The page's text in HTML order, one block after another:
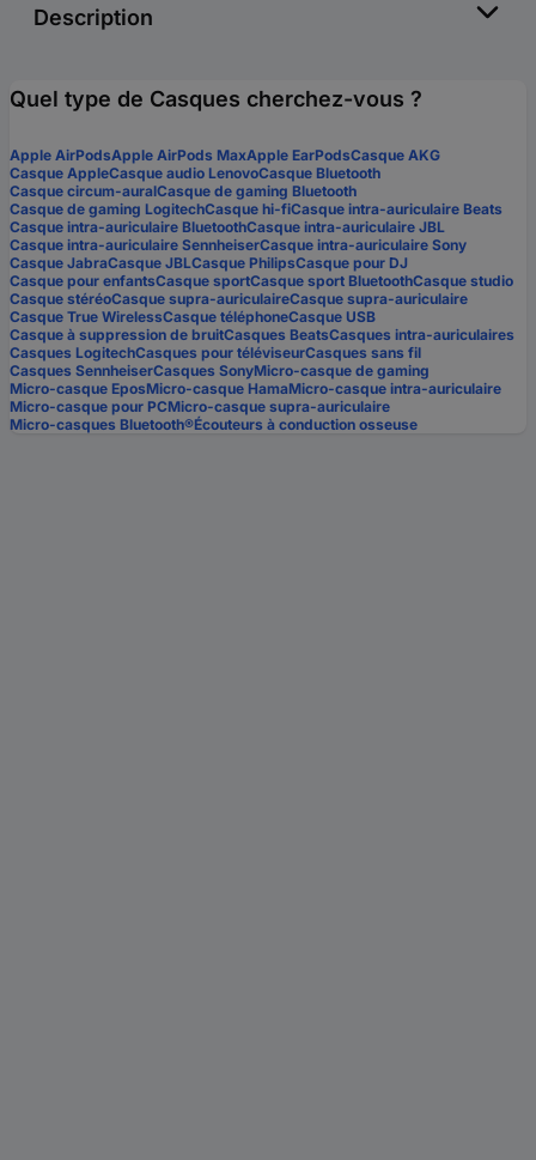
Description
Quel type de Casques cherchez-vous ?
Apple AirPodsApple AirPods MaxApple EarPodsCasque AKG
Casque AppleCasque audio LenovoCasque Bluetooth
Casque circum-auralCasque de gaming Bluetooth
Casque de gaming LogitechCasque hi-fiCasque intra-auriculaire Beats
Casque intra-auriculaire BluetoothCasque intra-auriculaire JBL
Casque intra-auriculaire SennheiserCasque intra-auriculaire Sony
Casque JabraCasque JBLCasque PhilipsCasque pour DJ
Casque pour enfantsCasque sportCasque sport BluetoothCasque studio
Casque stéréoCasque supra-auriculaireCasque supra-auriculaire
Casque True WirelessCasque téléphoneCasque USB
Casque à suppression de bruitCasques BeatsCasques intra-auriculaires
Casques LogitechCasques pour téléviseurCasques sans fil
Casques SennheiserCasques SonyMicro-casque de gaming
Micro-casque EposMicro-casque HamaMicro-casque intra-auriculaire
Micro-casque pour PCMicro-casque supra-auriculaire
Micro-casques Bluetooth®Écouteurs à conduction osseuse